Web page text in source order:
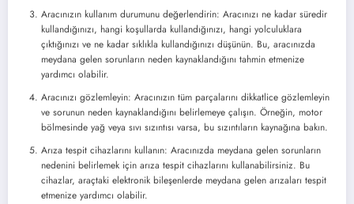
Aracınızın kullanım durumunu değerlendirin: Aracınızı ne kadar süredir
kullandığınızı, hangi koşullarda kullandığınızı, hangi yolculuklara
çıktığınızı ve ne kadar sıklıkla kullandığınızı düşünün. Bu, aracınızda
meydana gelen sorunların neden kaynaklandığını tahmin etmenize
yardımcı olabilir.
Aracınızı gözlemleyin: Aracınızın tüm parçalarını dikkatlice gözlemleyin
ve sorunun neden kaynaklandığını belirlemeye çalışın. Örneğin, motor
bölmesinde yağ veya sıvı sızıntısı varsa, bu sızıntıların kaynağına bakın.
Arıza tespit cihazlarını kullanın: Aracınızda meydana gelen sorunların
nedenini belirlemek için arıza tespit cihazlarını kullanabilirsiniz. Bu
cihazlar, araçtaki elektronik bileşenlerde meydana gelen arızaları tespit
etmenize yardımcı olabilir.